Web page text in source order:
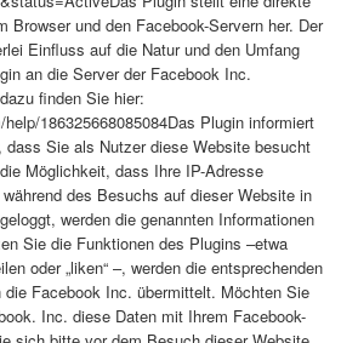
Browser und den Facebook-Servern her. Der
Einfluss auf die Natur und den Umfang
an die Server der Facebook Inc.
finden Sie hier:
186325668085084Das Plugin informiert
dass Sie als Nutzer diese Website besucht
Möglichkeit, dass Ihre IP-Adresse
des Besuchs auf dieser Website in
werden die genannten Informationen
Sie die Funktionen des Plugins –etwa
oder „liken“ –, werden die entsprechenden
die Facebook Inc. übermittelt. Möchten Sie
Inc. diese Daten mit Ihrem Facebook-